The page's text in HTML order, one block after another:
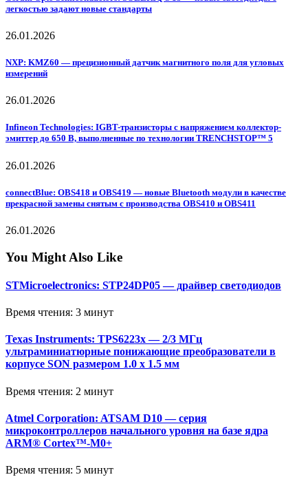
легкостью задают новые стандарты
26.01.2026
NXP: KMZ60 — прецизионный датчик магнитного поля для угловых
измерений
26.01.2026
Infineon Technologies: IGBT-транзисторы с напряжением коллектор-
эмиттер до 650 В, выполненные по технологии TRENCHSTOP™ 5
26.01.2026
connectBlue: OBS418 и OBS419 — новые Bluetooth модули в качестве
прекрасной замены снятым с производства OBS410 и OBS411
26.01.2026
You Might Also Like
STMicroelectronics: STP24DP05 — драйвер светодиодов
Время чтения: 3 минут
Texas Instruments: TPS6223x — 2/3 МГц
ультраминиатюрные понижающие преобразователи в
корпусе SON размером 1.0 x 1.5 мм
Время чтения: 2 минут
Atmel Corporation: ATSAM D10 — серия
микроконтроллеров начального уровня на базе ядра
ARM® Cortex™-M0+
Время чтения: 5 минут